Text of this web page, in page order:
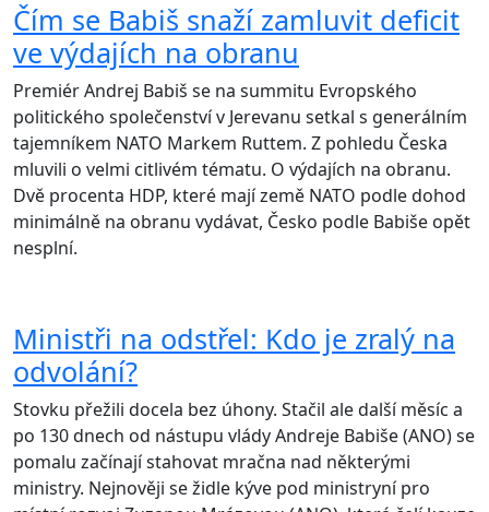
Čím se Babiš snaží zamluvit deficit
ve výdajích na obranu
Premiér Andrej Babiš se na summitu Evropského
politického společenství v Jerevanu setkal s generálním
tajemníkem NATO Markem Ruttem. Z pohledu Česka
mluvili o velmi citlivém tématu. O výdajích na obranu.
Dvě procenta HDP, které mají země NATO podle dohod
minimálně na obranu vydávat, Česko podle Babiše opět
nesplní.
Ministři na odstřel: Kdo je zralý na
odvolání?
Stovku přežili docela bez úhony. Stačil ale další měsíc a
po 130 dnech od nástupu vlády Andreje Babiše (ANO) se
pomalu začínají stahovat mračna nad některými
ministry. Nejnověji se židle kýve pod ministryní pro